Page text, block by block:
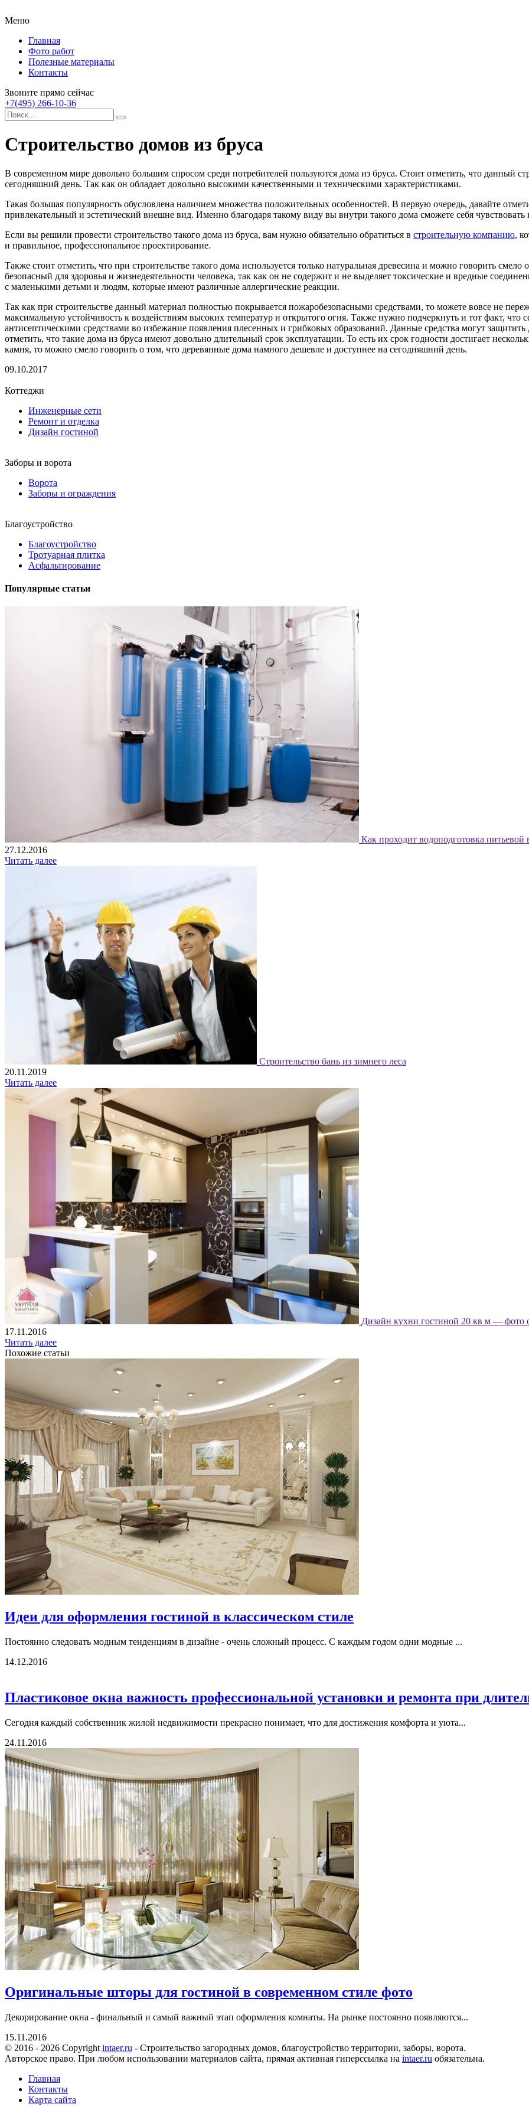
Меню
Главная
Фото работ
Полезные материалы
Контакты
Звоните прямо сейчас
+7(495) 266-10-36
Строительство домов из бруса
В современном мире довольно большим спросом среди потребителей пользуются дома из бруса. Стоит отметить, что данный
сегодняшний день. Так как он обладает довольно высокими качественными и техническими характеристиками.
Такая большая популярность обусловлена наличием множества положительных особенностей. В первую очередь, давайте
привлекательный и эстетический внешне вид. Именно благодаря такому виду вы внутри такого дома сможете себя
Если вы решили провести строительство такого дома из бруса, вам нужно обязательно обратиться в строительную компанию,
и правильное, профессиональное проектирование.
Также стоит отметить, что при строительстве такого дома используется только натуральная древесина и можно говорить
безопасный для здоровья и жизнедеятельности человека, так как он не содержит и не выделяет токсические и вредные
с маленькими детьми и людям, которые имеют различные аллергические реакции.
Так как при строительстве данный материал полностью покрывается пожаробезопасными средствами, то можете вовсе не
максимальную устойчивость к воздействиям высоких температур и открытого огня. Также нужно подчеркнуть и тот факт, что
антисептическими средствами во избежание появления плесенных и грибковых образований. Данные средства могут
отметить, что такие дома из бруса имеют довольно длительный срок эксплуатации. То есть их срок годности достигает
камня, то можно смело говорить о том, что деревянные дома намного дешевле и доступнее на сегодняшний день.
09.10.2017
Коттеджи
Инженерные сети
Ремонт и отделка
Дизайн гостиной
Заборы и ворота
Ворота
Заборы и ограждения
Благоустройство
Благоустройство
Тротуарная плитка
Асфальтирование
Популярные статьи
Как проходит водоподготовка питьевой
27.12.2016
Читать далее
Строительство бань из зимнего леса
20.11.2019
Читать далее
Дизайн кухни гостиной 20 кв м — фото
17.11.2016
Читать далее
Похожие статьи
Идеи для оформления гостиной в классическом стиле
Постоянно следовать модным тенденциям в дизайне - очень сложный процесс. С каждым годом одни модные ...
14.12.2016
Пластиковое окна важность профессиональной установки и ремонта при
Сегодня каждый собственник жилой недвижимости прекрасно понимает, что для достижения комфорта и уюта...
24.11.2016
Оригинальные шторы для гостиной в современном стиле фото
Декорирование окна - финальный и самый важный этап оформления комнаты. На рынке постоянно появляются...
15.11.2016
© 2016 - 2026 Copyright intaer.ru - Cтроительство загородных домов, благоустройство территории, заборы, ворота.
Авторское право. При любом использовании материалов сайта, прямая активная гиперссылка на intaer.ru обязательна.
Главная
Контакты
Карта сайта